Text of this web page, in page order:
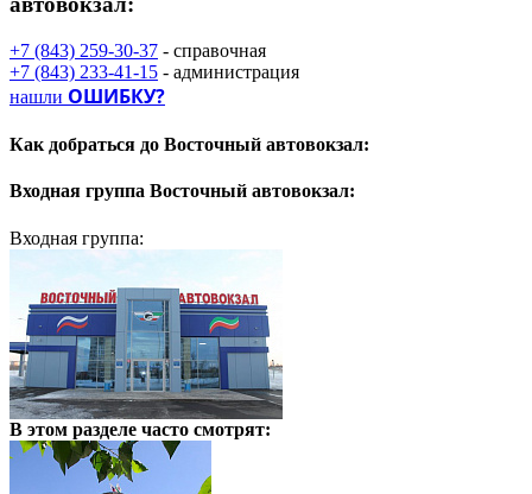
+7 (843) 259-30-37 - справочная
+7 (843) 233-41-15 - администрация
нашли ОШИБКУ?
Как добраться до Восточный автовокзал:
Входная группа Восточный автовокзал:
Входная группа:
В этом разделе часто смотрят: